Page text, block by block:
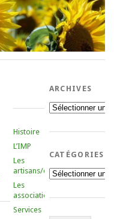
Histoire
L’IMP
Les
artisans/commerçants
Les
associations
Services
ARCHIVES
Archives
CATÉGORIES
Catégories